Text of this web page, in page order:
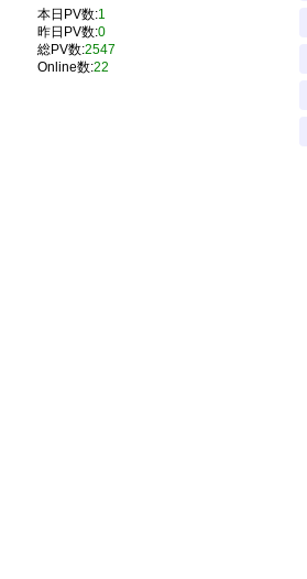
本日PV数:1
昨日PV数:0
総PV数:2547
Online数:22